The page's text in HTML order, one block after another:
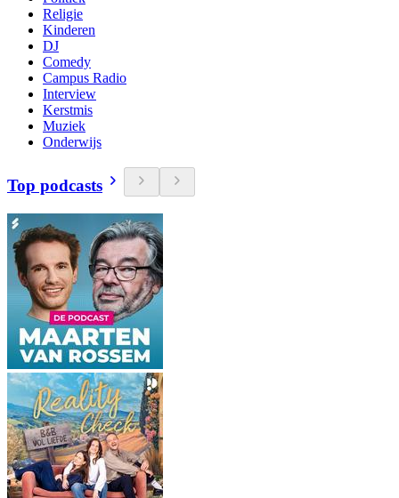
Religie
Kinderen
DJ
Comedy
Campus Radio
Interview
Kerstmis
Muziek
Onderwijs
Top podcasts